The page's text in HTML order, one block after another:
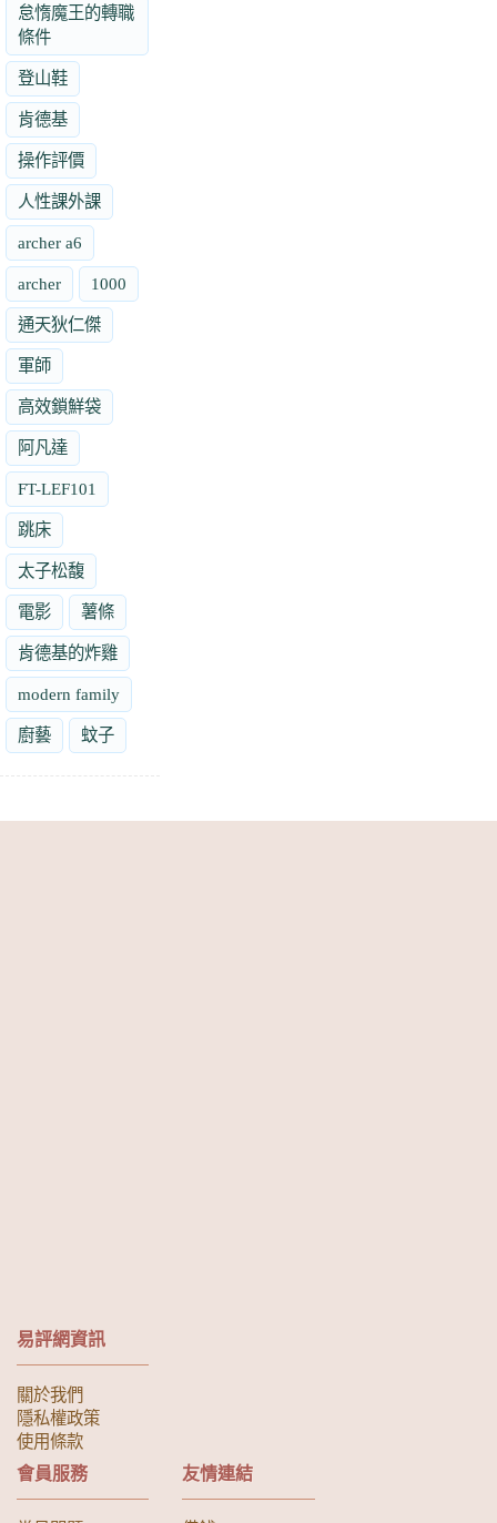
怠惰魔王的轉職
條件
登山鞋
肯德基
操作評價
人性課外課
archer a6
archer 1000
通天狄仁傑
軍師
高效鎖鮮袋
阿凡達
FT-LEF101
跳床
太子松馥
電影 薯條
肯德基的炸雞
modern family
廚藝 蚊子
易評網資訊
關於我們
隱私權政策
使用條款
會員服務 友情連結